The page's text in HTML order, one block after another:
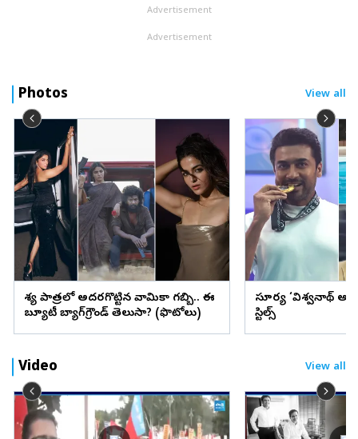
Advertisement
Advertisement
Photos View all
వేశ్య పాత్రలో అదరగొట్టిన వామికా గబ్బి.. ఈ
బ్యూటీ బ్యాగ్‌గ్రౌండ్‌ తెలుసా? (ఫొటోలు)
సూర్య ‘విశ్వనాథ్
స్టిల్స్
Video View all